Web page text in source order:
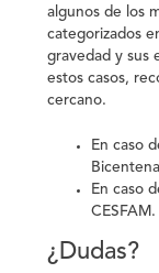
algunos de los
categorizados
gravedad y sus
estos casos,
cercano.
En caso
En caso
CESFAM.
¿Dudas?